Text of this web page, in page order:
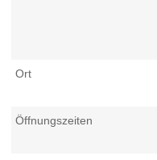
Ort
Öffnungszeiten